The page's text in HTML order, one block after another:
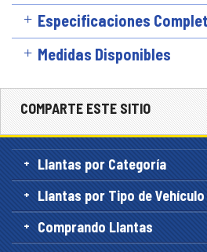
Especificaciones
Medidas Disponibles
COMPARTE ESTE SITIO
Llantas por Categoría
Llantas por Tipo de Vehículo
Comprando Llantas